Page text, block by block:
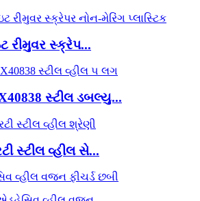
રીમુવર સ્ક્રેપ...
સ્ટીલ ડબલ્યુ...
સ્ટીલ વ્હીલ સે...